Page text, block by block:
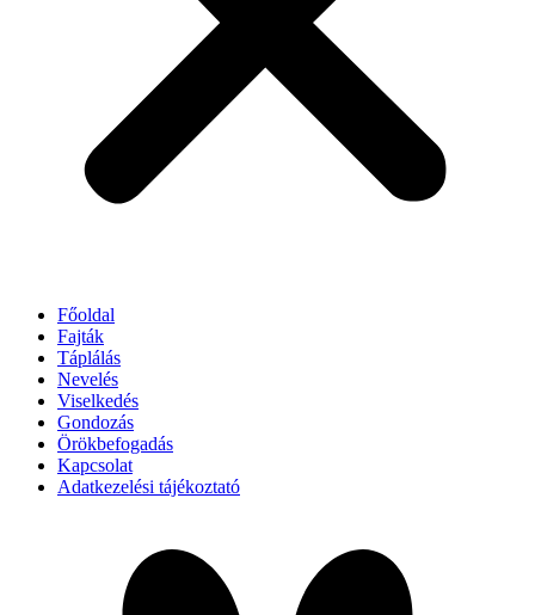
Főoldal
Fajták
Táplálás
Nevelés
Viselkedés
Gondozás
Örökbefogadás
Kapcsolat
Adatkezelési tájékoztató